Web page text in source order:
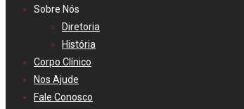
Sobre Nós
Diretoria
História
Corpo Clínico
Nos Ajude
Fale Conosco